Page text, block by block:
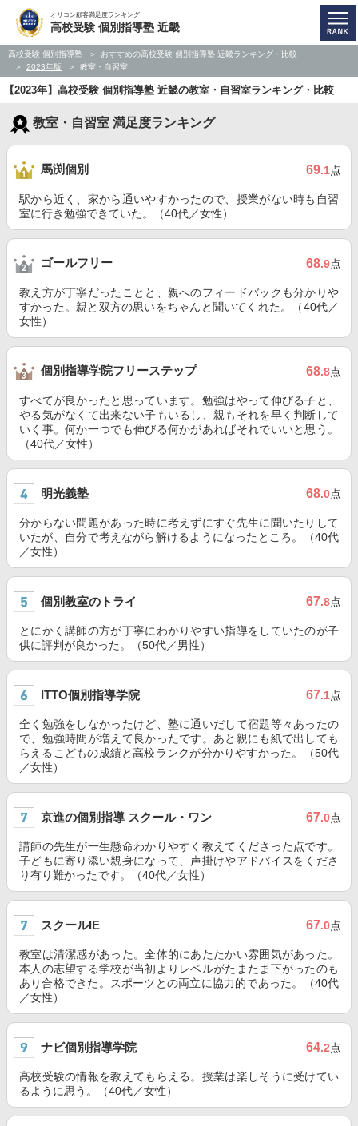
オリコン顧客満足度ランキング
高校受験 個別指導塾 近畿
高校受験 個別指導塾
おすすめの高校受験 個別指導塾 近畿ランキング・比較
2023年版
教室・自習室
【2023年】高校受験 個別指導塾 近畿の教室・自習室ランキング・比較
教室・自習室 満足度ランキング
馬渕個別 69.1点
駅から近く、家から通いやすかったので、授業がない時も自習
室に行き勉強できていた。（40代／女性）
ゴールフリー 68.9点
教え方が丁寧だったことと、親へのフィードバックも分かりや
すかった。親と双方の思いをちゃんと聞いてくれた。（40代／
女性）
個別指導学院フリーステップ 68.8点
すべてが良かったと思っています。勉強はやって伸びる子と、
やる気がなくて出来ない子もいるし、親もそれを早く判断して
いく事。何か一つでも伸びる何かがあればそれでいいと思う。
（40代／女性）
明光義塾 68.0点
分からない問題があった時に考えずにすぐ先生に聞いたりして
いたが、自分で考えながら解けるようになったところ。（40代
／女性）
個別教室のトライ 67.8点
とにかく講師の方が丁寧にわかりやすい指導をしていたのが子
供に評判が良かった。（50代／男性）
ITTO個別指導学院 67.1点
全く勉強をしなかったけど、塾に通いだして宿題等々あったの
で、勉強時間が増えて良かったです。あと親にも紙で出しても
らえるこどもの成績と高校ランクが分かりやすかった。（50代
／女性）
京進の個別指導 スクール・ワン 67.0点
講師の先生が一生懸命わかりやすく教えてくださった点です。
子どもに寄り添い親身になって、声掛けやアドバイスをくださ
り有り難かったです。（40代／女性）
スクールIE 67.0点
教室は清潔感があった。全体的にあたたかい雰囲気があった。
本人の志望する学校が当初よりレベルがたまたま下がったのも
あり合格できた。スポーツとの両立に協力的であった。（40代
／女性）
ナビ個別指導学院 64.2点
高校受験の情報を教えてもらえる。授業は楽しそうに受けてい
るように思う。（40代／女性）